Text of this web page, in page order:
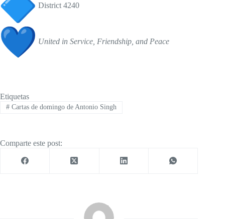
District 4240
United in Service, Friendship, and Peace
Etiquetas
#Cartas de domingo de Antonio Singh
Comparte este post: